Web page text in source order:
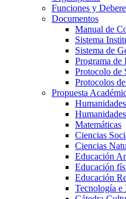
Funciones y
Documentos
Manual de
Sistema
Sistema de
Programa de
Protocolo de
Protocolos
Propuesta
Matemáticas
Ciencias
Ciencias
Educación
Educación
Educación
Tecnología e